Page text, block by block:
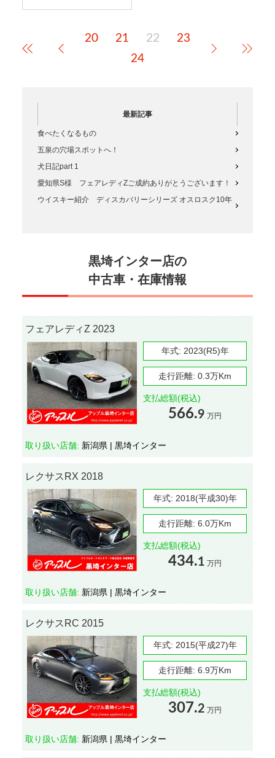
け致しますが、何卒、宜しくお
願い致しますm(__)m
20 21 22
23
24
最新記事
食べたくなるもの
五泉の穴場スポットへ！
犬日記part 1
愛知県S様 フェアレディZご成約ありがとうございます！
ウイスキー紹介 ディスカバリーシリーズ オスロスク10年
黒埼インター店の
中古車・在庫情報
フェアレディZ 2023
年式: 2023(R5)年
走行距離: 0.3万Km
支払総額(税込)
566.9 万円
取り扱い店舗: 新潟県 | 黒埼インター
レクサスRX 2018
年式: 2018(平成30)年
走行距離: 6.0万Km
支払総額(税込)
434.1 万円
取り扱い店舗: 新潟県 | 黒埼インター
レクサスRC 2015
年式: 2015(平成27)年
走行距離: 6.9万Km
支払総額(税込)
307.2 万円
取り扱い店舗: 新潟県 | 黒埼インター